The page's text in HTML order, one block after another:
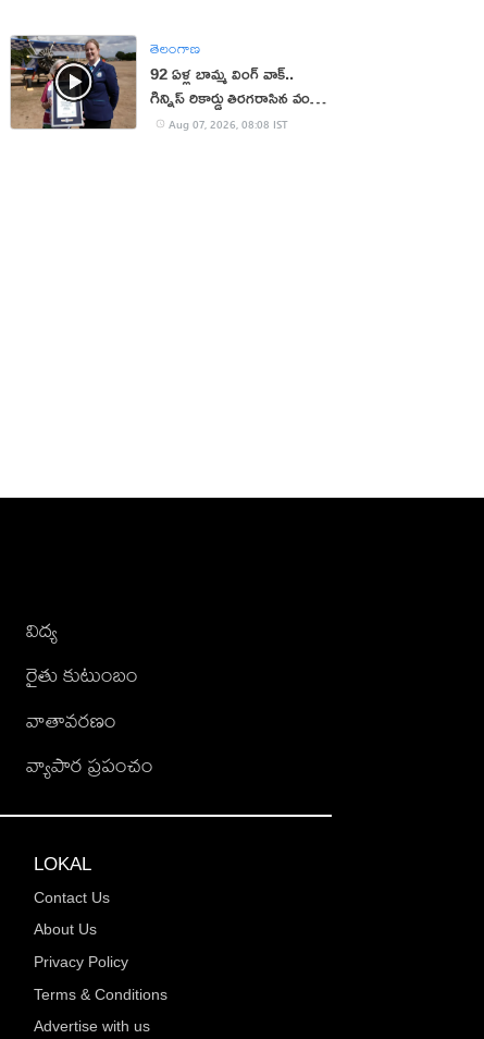
తెలంగాణ
92 ఏళ్ల బామ్మ వింగ్ వాక్..
గిన్నిస్ రికార్డు తిరగరాసిన వండర్
ఉమెన్Aug 07, 2026, 08:08 IST
విద్య
రైతు కుటుంబం
వాతావరణం
వ్యాపార ప్రపంచం
LOKAL
Contact Us
About Us
Privacy Policy
Terms & Conditions
Advertise with us